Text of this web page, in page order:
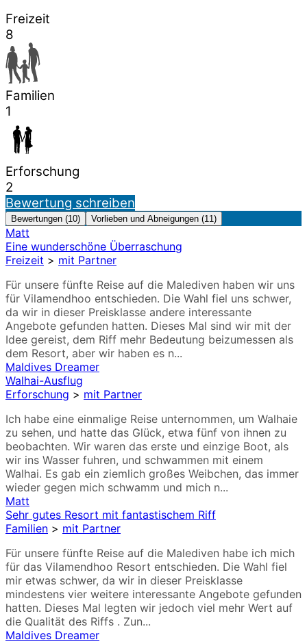
Freizeit
8
Familien
1
Erforschung
2
Bewertung schreiben
Bewertungen (10) Vorlieben und Abneigungen (11)
Matt
Eine wunderschöne Überraschung
Freizeit > mit Partner
Für unsere fünfte Reise auf die Malediven haben wir uns
für Vilamendhoo entschieden. Die Wahl fiel uns schwer,
da wir in dieser Preisklasse andere interessante
Angebote gefunden hatten. Dieses Mal sind wir mit der
Idee gereist, dem Riff mehr Bedeutung beizumessen als
dem Resort, aber wir haben es n...
Maldives Dreamer
Walhai-Ausflug
Erforschung > mit Partner
Ich habe eine einmalige Reise unternommen, um Walhaie
zu sehen, und hatte das Glück, etwa fünf von ihnen zu
beobachten. Wir waren das erste und einzige Boot, als
wir ins Wasser fuhren, und schwammen mit einem
Walhai. Es gab ein ziemlich großes Weibchen, das immer
wieder gegen mich schwamm und mich n...
Matt
Sehr gutes Resort mit fantastischem Riff
Familien > mit Partner
Für unsere fünfte Reise auf die Malediven habe ich mich
für das Vilamendhoo Resort entschieden. Die Wahl fiel
mir etwas schwer, da wir in dieser Preisklasse
mindestens vier weitere interessante Angebote gefunden
hatten. Dieses Mal legten wir jedoch viel mehr Wert auf
die Qualität des Riffs . Zun...
Maldives Dreamer